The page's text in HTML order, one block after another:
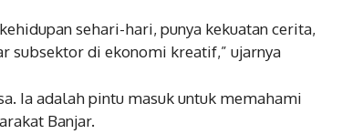
sehari-hari, punya kekuatan cerita,
subsektor di ekonomi kreatif,” ujarnya
Ia adalah pintu masuk untuk memahami
Banjar.